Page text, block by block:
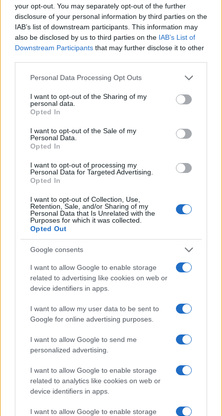
your opt-out. You may separately opt-out of the further
disclosure of your personal information by third parties on the
IAB’s list of downstream participants. This information may
also be disclosed by us to third parties on the IAB’s List of
Downstream Participants that may further disclose it to other
Please note that this website/app uses one or more Google
not limited to your visit or usage behaviour. You may click to
grant or deny consent to Google and its third-party tags to
use your data for below specified purposes in below Google
consent section.
Personal Data Processing Opt Outs
I want to opt-out of the Sharing of my
personal data.
Opted In
I want to opt-out of the Sale of my
Personal Data.
Opted In
I want to opt-out of processing my
Personal Data for Targeted Advertising.
Opted In
I want to opt-out of Collection, Use,
Retention, Sale, and/or Sharing of my
Personal Data that Is Unrelated with the
Purposes for which it was collected.
Opted Out
Google consents
I want to allow Google to enable storage
related to advertising like cookies on web or
device identifiers in apps.
I want to allow my user data to be sent to
Google for online advertising purposes.
I want to allow Google to send me
personalized advertising.
I want to allow Google to enable storage
related to analytics like cookies on web or
device identifiers in apps.
I want to allow Google to enable storage
Continua a leggere
GUIDE SHOPPING
Come riconoscere un capo originale sui marketplace
in 10 passi
Davide Ferraro · 3 Ago 2026